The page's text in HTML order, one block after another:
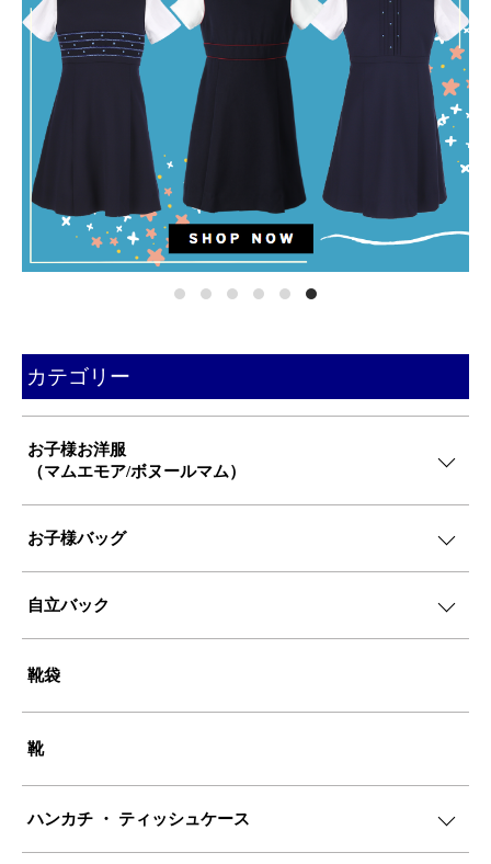
カテゴリー
お子様お洋服
（マムエモア/ボヌールマム）
お子様バッグ
自立バック
靴袋
靴
ハンカチ ・ ティッシュケース